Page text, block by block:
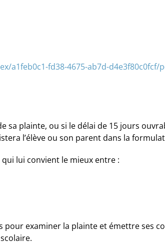
a1feb0c1-fd38-4675-ab7d-
sa plainte, ou si le délai de 15 jours
l’élève ou son parent dans la
lui convient le mieux entre :
examiner la plainte et émettre ses